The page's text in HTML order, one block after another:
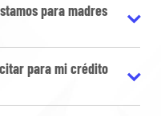
para madres
para mi crédito